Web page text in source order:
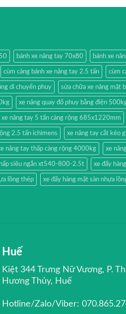
bánh xe nâng tay 70x80 bánh xe
cùm càng bánh xe nâng tay 2.5 tấn cùm
di chuyển phuy sửa chữa xe nâng mặt
xe nâng quay đổ phuy bằng điện
xe nâng tay 5 tấn càng rộng 685x1220mm
2.5 tấn ichimens xe nâng tay cắt kéo
nâng tay thấp càng rộng 4000kg xe
siêu ngắn xt540-800-2.5t xe đẩy
lồng thép xe đẩy hàng mặt sàn nhựa
Huế
Kiệt 344 Trưng Nữ Vương, P.
Hương Thủy, Huế
Hotline/Zalo/Viber: